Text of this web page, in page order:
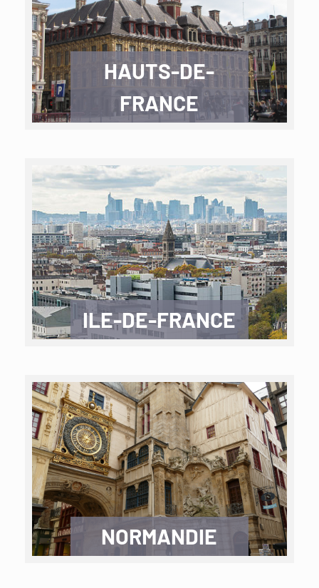
HAUTS-DE-
FRANCE
ILE-DE-FRANCE
NORMANDIE